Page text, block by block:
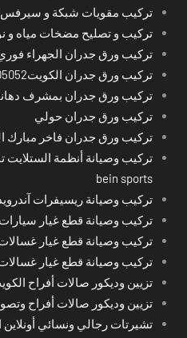
تركيب مقويات شبكة و سيرفس
تركيب و تصليح مضخات مياه و
تركيب ورق جدران الجهراء
تركيب ورق جدران الكويت66405052
تركيب ورق جدران بمشرف
تركيب ورق جدران حولي
تركيب ورق جدران فاخر مبارك
تركيب وصيانة أنظمة
bein sports
تركيب وصيانة ريسيفرات
تركيب وصيانة قطع غيار
تركيب وصيانة قطع غيار
تركيب وصيانة قطع غيار
تزيين وديكور صالات أفراح
تزيين وديكور صالات أفراح
تشيرتات رجالي ونسائي أونلاين